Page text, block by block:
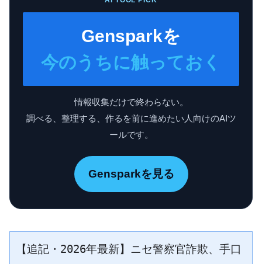
Gensparkを
今のうちに触っておく
情報収集だけで終わらない。
調べる、整理する、作るを前に進めたい人向けのAIツ
ールです。
Gensparkを見る
【追記・2026年最新】ニセ警察官詐欺、手口